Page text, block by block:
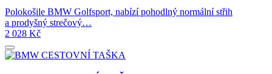
Polokošile BMW Golfsport, nabízí pohodlný normální střih
a prodyšný strečový…
2 028 Kč